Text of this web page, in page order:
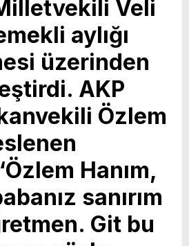
Belediye Başkanımız
makamında ziyaret ettik.
üzere yerel yönetimlere
fikir alışverişinde
ve iş birliğiyle hayata
üzerine verimli bir
ve
için Başkanımız
teşekkür ediyorum.
Veli
aylığı
üzerinden
AKP
Özlem
Hanım,
sanırım
Git bu